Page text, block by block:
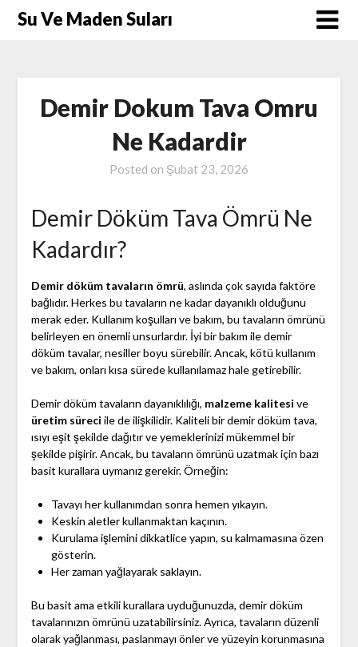
SkipSu Ve Maden Suları
Demir Dokum Tava Omru
Ne Kadardir
Posted on Şubat 23, 2026
Demir Döküm Tava Ömrü Ne
Kadardır?
Demir döküm tavaların ömrü, aslında çok sayıda faktöre
bağlıdır. Herkes bu tavaların ne kadar dayanıklı olduğunu
merak eder. Kullanım koşulları ve bakım, bu tavaların ömrünü
belirleyen en önemli unsurlardır. İyi bir bakım ile demir
döküm tavalar, nesiller boyu sürebilir. Ancak, kötü kullanım
ve bakım, onları kısa sürede kullanılamaz hale getirebilir.
Demir döküm tavaların dayanıklılığı, malzeme kalitesi ve
üretim süreci ile de ilişkilidir. Kaliteli bir demir döküm tava,
ısıyı eşit şekilde dağıtır ve yemeklerinizi mükemmel bir
şekilde pişirir. Ancak, bu tavaların ömrünü uzatmak için bazı
basit kurallara uymanız gerekir. Örneğin:
Tavayı her kullanımdan sonra hemen yıkayın.
Keskin aletler kullanmaktan kaçının.
Kurulama işlemini dikkatlice yapın, su kalmamasına özen
gösterin.
Her zaman yağlayarak saklayın.
Bu basit ama etkili kurallara uyduğunuzda, demir döküm
tavalarınızın ömrünü uzatabilirsiniz. Ayrıca, tavaların düzenli
olarak yağlanması, paslanmayı önler ve yüzeyin korunmasına